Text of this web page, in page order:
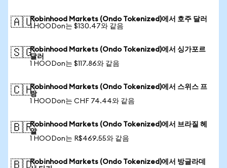
🇦🇺Robinhood Markets (Ondo Tokenized)에서 호주 달러
1 HOODon는 $130.47와 같음
🇸🇬Robinhood Markets (Ondo Tokenized)에서 싱가포르
달러
1 HOODon는 $117.86와 같음
🇨🇭Robinhood Markets (Ondo Tokenized)에서 스위스 프
랑
1 HOODon는 CHF 74.44와 같음
🇧🇷Robinhood Markets (Ondo Tokenized)에서 브라질 헤
알
1 HOODon는 R$469.55와 같음
🇧🇩Robinhood Markets (Ondo Tokenized)에서 방글라데